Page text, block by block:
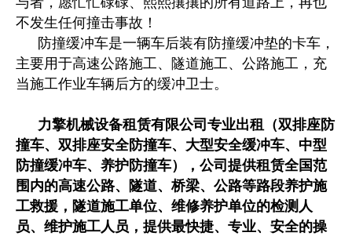
不发生任何撞击事故！
防撞缓冲车是一辆车后装有防撞缓冲垫的卡车，
主要用于高速公路施工、隧道施工、公路施工，充
当施工作业车辆后方的缓冲卫士。
力擎机械设备租赁有限公司专业出租（双排座防
撞车、双排座安全防撞车、大型安全缓冲车、中型
防撞缓冲车、养护防撞车），公司提供租赁全国范
围内的高速公路、隧道、桥梁、公路等路段养护施
工救援，隧道施工单位、维修养护单位的检测人
员、维护施工人员，提供最快捷、专业、安全的操